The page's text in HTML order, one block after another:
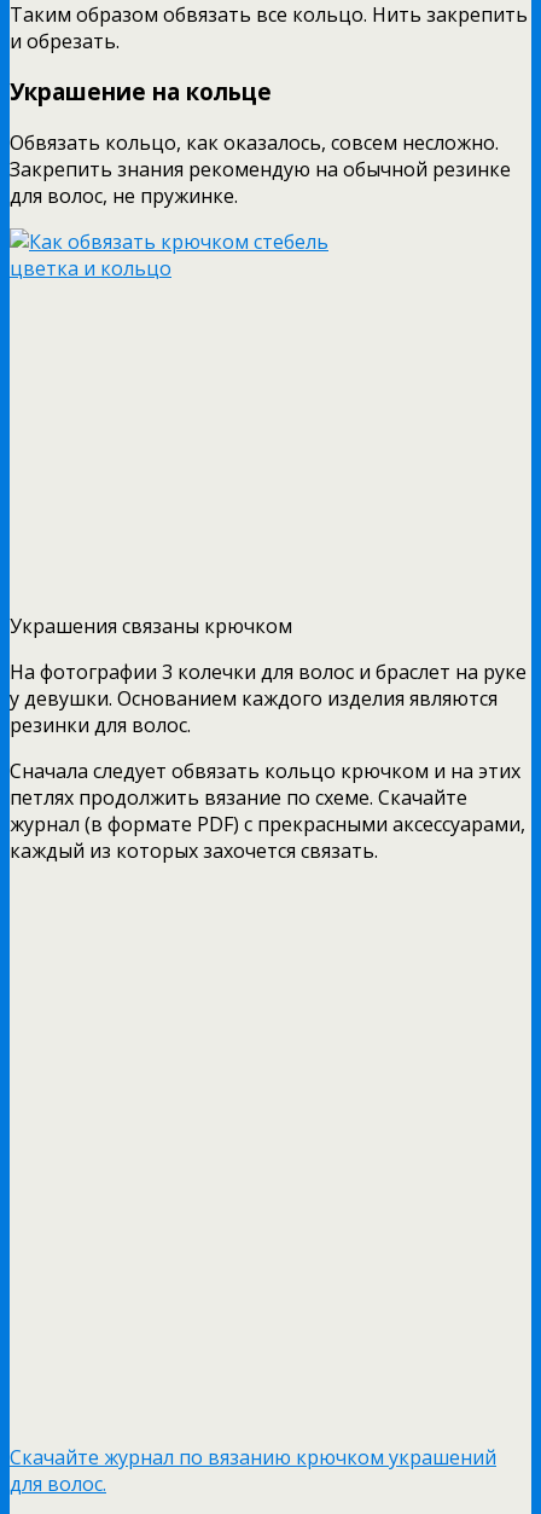
Таким образом обвязать все кольцо. Нить закрепить
и обрезать.
Украшение на кольце
Обвязать кольцо, как оказалось, совсем несложно.
Закрепить знания рекомендую на обычной резинке
для волос, не пружинке.
Украшения связаны крючком
На фотографии 3 колечки для волос и браслет на руке
у девушки. Основанием каждого изделия являются
резинки для волос.
Сначала следует обвязать кольцо крючком и на этих
петлях продолжить вязание по схеме. Скачайте
журнал (в формате PDF) с прекрасными аксессуарами,
каждый из которых захочется связать.
Скачайте журнал по вязанию крючком украшений
для волос.